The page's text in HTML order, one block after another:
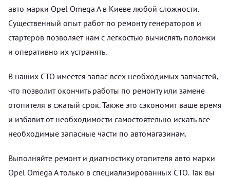
авто марки Opel Omega A в Киеве любой сложности.
Существенный опыт работ по ремонту генераторов и
стартеров позволяет нам с легкостью вычислять поломки
и оперативно их устранять.
В наших СТО имеется запас всех необходимых запчастей,
что позволит окончить работы по ремонту или замене
отопителя в сжатый срок. Также это сэкономит ваше время
и избавит от необходимости самостоятельно искать все
необходимые запасные части по автомагазинам.
Выполняйте ремонт и диагностику отопителя авто марки
Opel Omega A только в специализированных СТО. Так вы